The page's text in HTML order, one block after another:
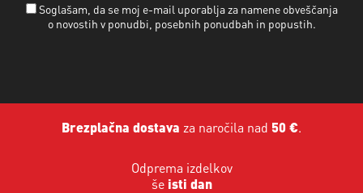
Soglašam, da se moj e-mail uporablja za namene obveščanja
o novostih v ponudbi, posebnih ponudbah in popustih.
Brezplačna dostava za naročila nad 50 €.
Odprema izdelkov
še isti dan